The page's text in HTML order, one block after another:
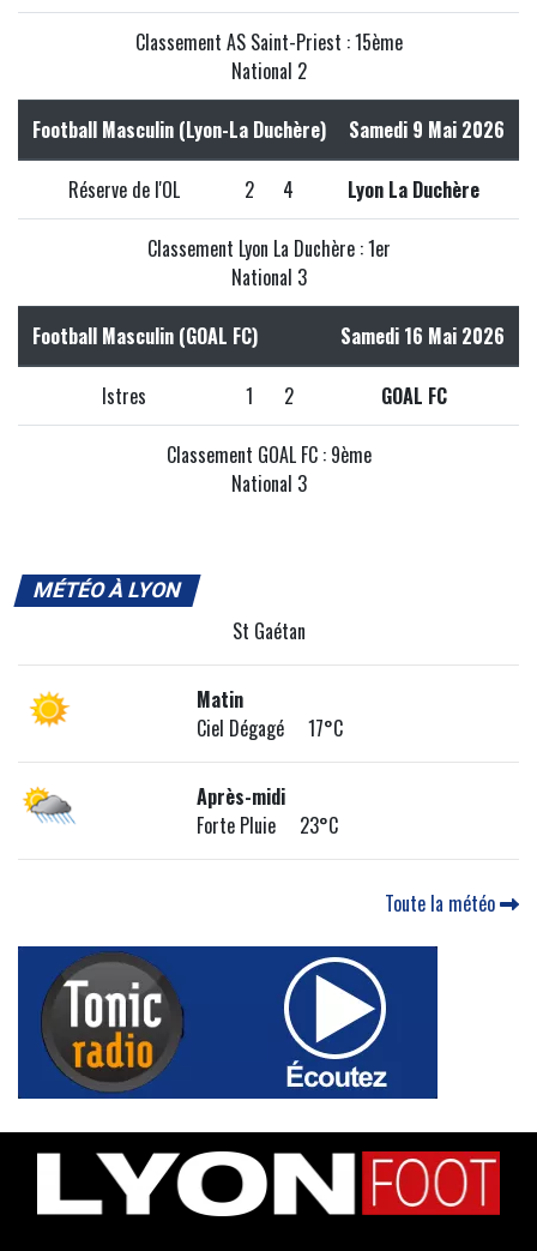
Classement AS Saint-Priest : 15ème
National 2
Football Masculin (Lyon-La Duchère) Samedi 9 Mai 2026
Réserve de l'OL 2 4 Lyon La Duchère
Classement Lyon La Duchère : 1er
National 3
Football Masculin (GOAL FC) Samedi 16 Mai 2026
Istres 1 2 GOAL FC
Classement GOAL FC : 9ème
National 3
MÉTÉO À LYON
St Gaétan
Matin
Ciel Dégagé 17°C
Après-midi
Forte Pluie 23°C
Toute la météo